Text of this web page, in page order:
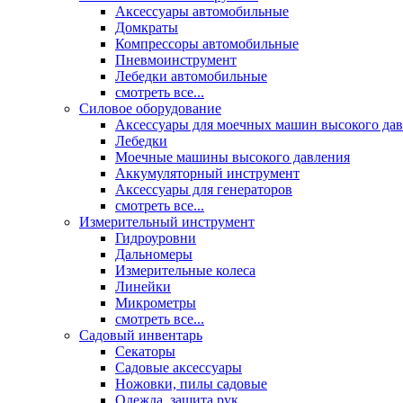
Аксессуары автомобильные
Домкраты
Компрессоры автомобильные
Пневмоинструмент
Лебедки автомобильные
смотреть все...
Силовое оборудование
Аксессуары для моечных машин высокого
Лебедки
Моечные машины высокого давления
Аккумуляторный инструмент
Аксессуары для генераторов
смотреть все...
Измерительный инструмент
Гидроуровни
Дальномеры
Измерительные колеса
Линейки
Микрометры
смотреть все...
Садовый инвентарь
Секаторы
Садовые аксессуары
Ножовки, пилы садовые
Одежда, защита рук